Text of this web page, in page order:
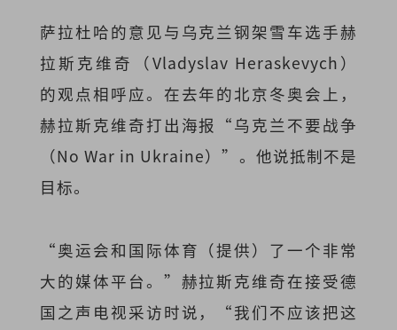
萨拉杜哈的意见与乌克兰钢架雪车选手赫
拉斯克维奇（Vladyslav Heraskevych）
的观点相呼应。在去年的北京冬奥会上，
赫拉斯克维奇打出海报“乌克兰不要战争
（No War in Ukraine）”。他说抵制不是
目标。
“奥运会和国际体育（提供）了一个非常
大的媒体平台。”赫拉斯克维奇在接受德
国之声电视采访时说，“我们不应该把这